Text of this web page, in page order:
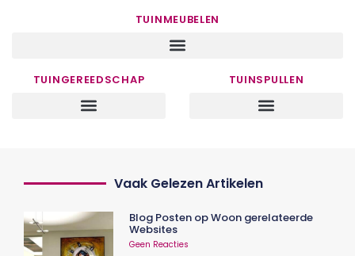
TUINMEUBELEN
TUINGEREEDSCHAP TUINSPULLEN
Vaak Gelezen Artikelen
Blog Posten op Woon gerelateerde
Websites
Geen Reacties